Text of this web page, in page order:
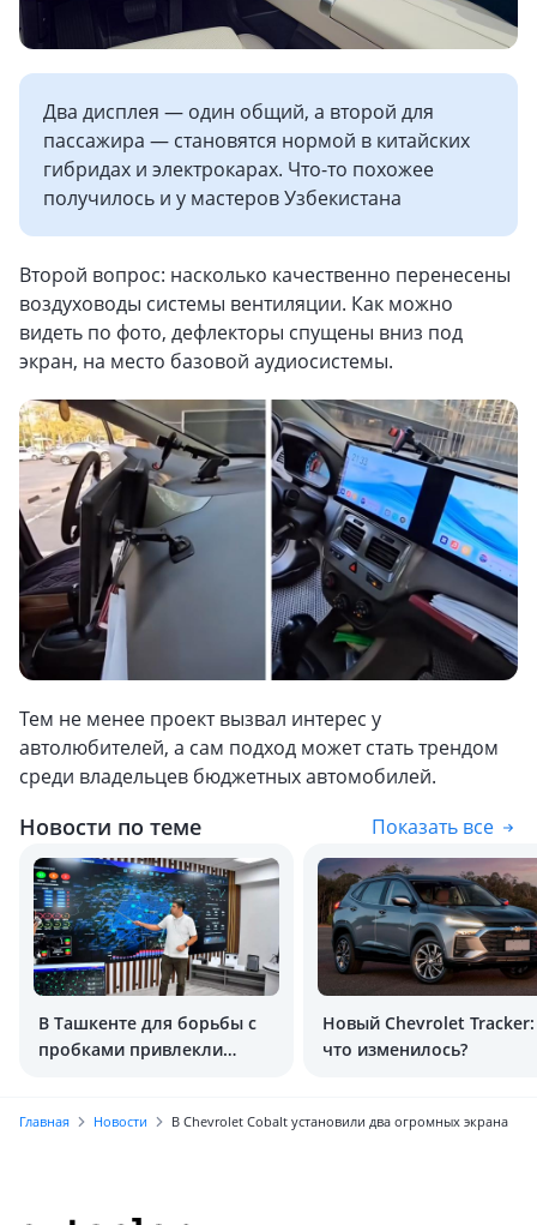
Два дисплея — один общий, а второй для
пассажира — становятся нормой в китайских
гибридах и электрокарах. Что-то похожее
получилось и у мастеров Узбекистана
Второй вопрос: насколько качественно перенесены
воздуховоды системы вентиляции. Как можно
видеть по фото, дефлекторы спущены вниз под
экран, на место базовой аудиосистемы.
Тем не менее проект вызвал интерес у
автолюбителей, а сам подход может стать трендом
среди владельцев бюджетных автомобилей.
Новости по теме Показать все
В Ташкенте для борьбы с
пробками привлекли
Новый Chevrolet Tracker:
что изменилось?
Главная Новости В Chevrolet Cobalt установили два огромных экрана